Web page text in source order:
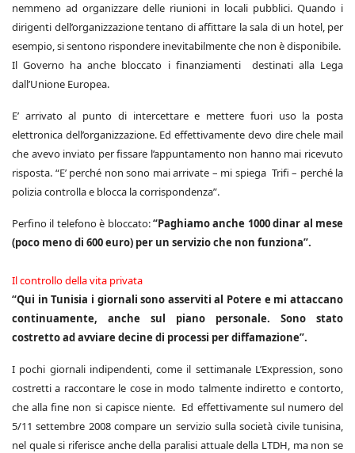
nemmeno ad organizzare delle riunioni in locali pubblici. Quando i
dirigenti dell’organizzazione tentano di affittare la sala di un hotel, per
esempio, si sentono rispondere inevitabilmente che non è disponibile.
Il Governo ha anche bloccato i finanziamenti destinati alla Lega
dall’Unione Europea.
E’ arrivato al punto di intercettare e mettere fuori uso la posta
elettronica dell’organizzazione. Ed effettivamente devo dire chele mail
che avevo inviato per fissare l’appuntamento non hanno mai ricevuto
risposta. “E’ perché non sono mai arrivate – mi spiega Trifi – perché la
polizia controlla e blocca la corrispondenza”.
Perfino il telefono è bloccato:“Paghiamo anche 1000 dinar al mese
(poco meno di 600 euro) per un servizio che non funziona”.
Il controllo della vita privata
“Qui in Tunisia i giornali sono asserviti al Potere e mi attaccano
continuamente, anche sul piano personale. Sono stato
costretto ad avviare decine di processi per diffamazione”.
I pochi giornali indipendenti, come il settimanale L’Expression, sono
costretti a raccontare le cose in modo talmente indiretto e contorto,
che alla fine non si capisce niente. Ed effettivamente sul numero del
5/11 settembre 2008 compare un servizio sulla società civile tunisina,
nel quale si riferisce anche della paralisi attuale della LTDH, ma non se